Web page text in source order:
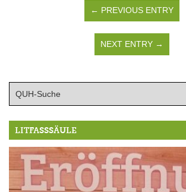
← PREVIOUS ENTRY
NEXT ENTRY →
LITFASSSÄULE